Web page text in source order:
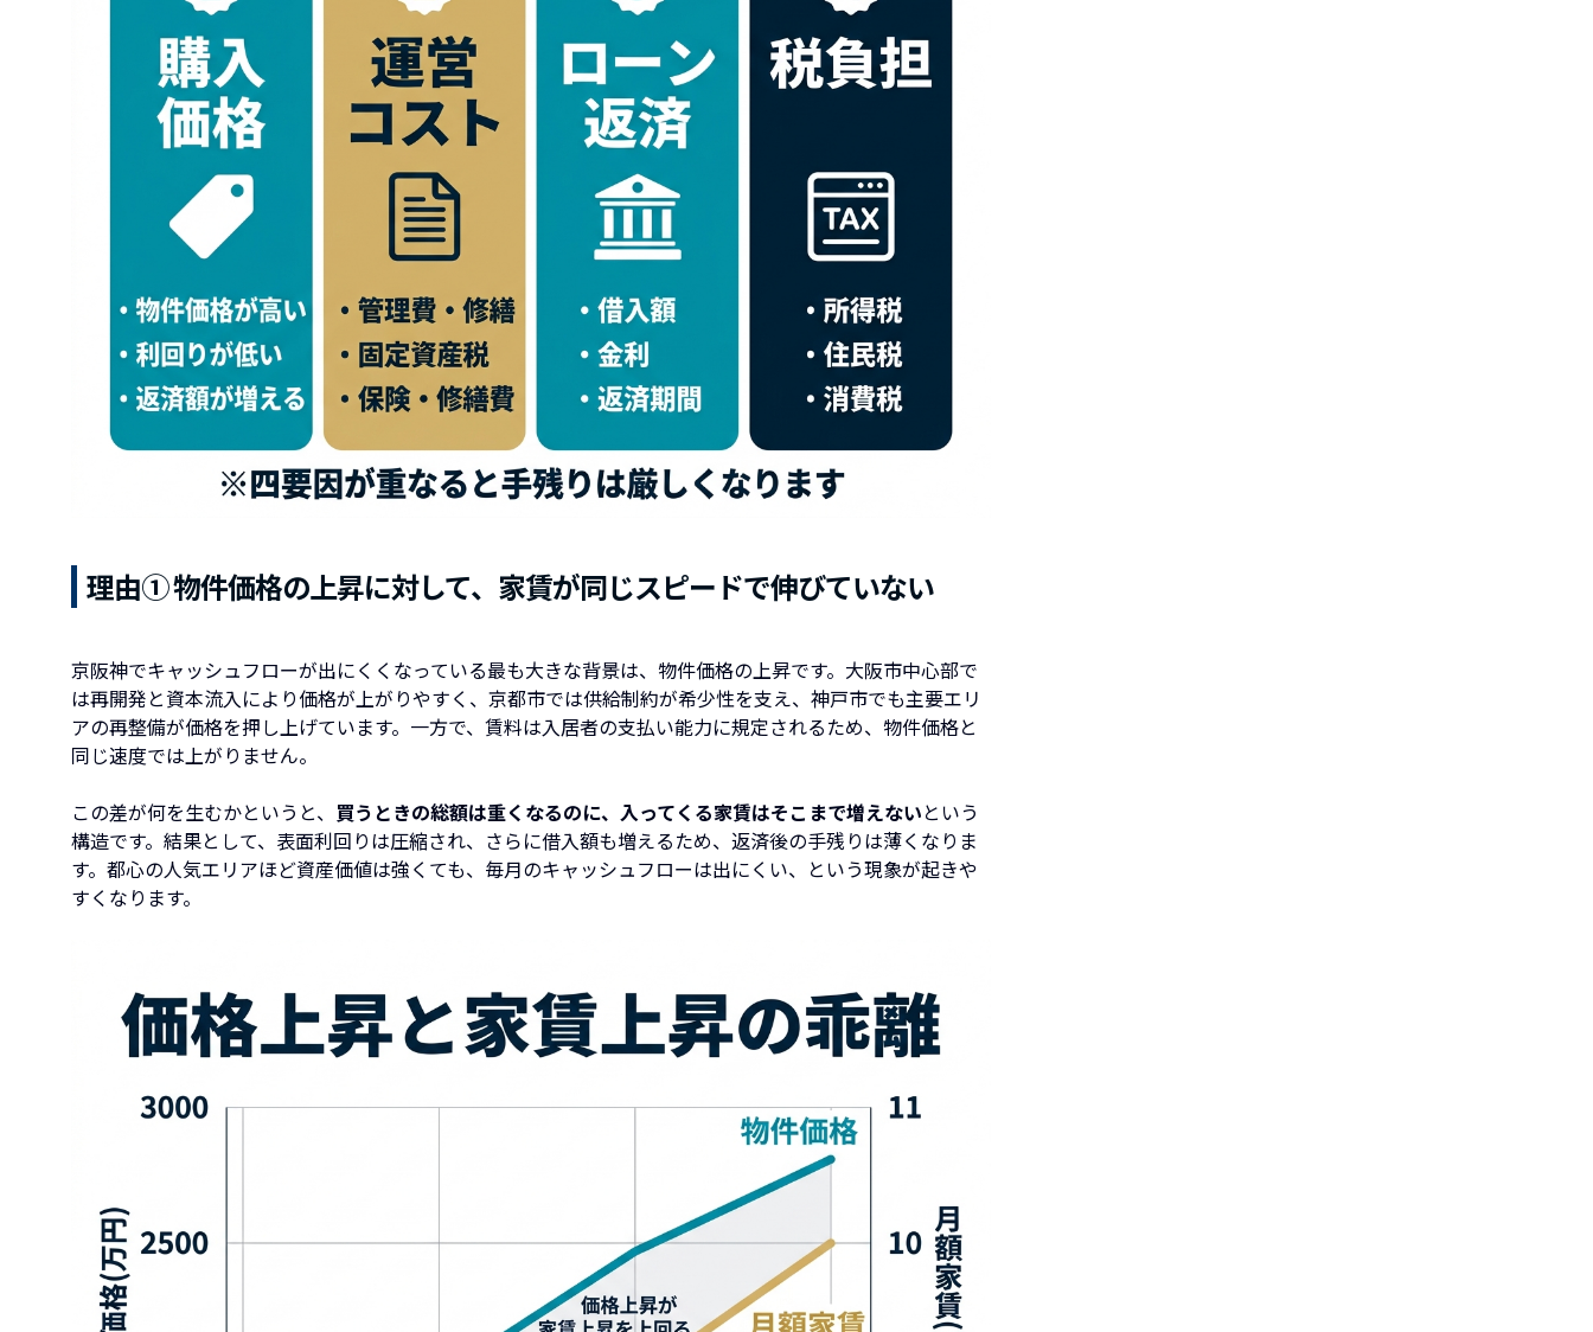
理由① 物件価格の上昇に対して、家賃が同じスピードで伸びていない
京阪神でキャッシュフローが出にくくなっている最も大きな背景は、物件価格の上昇です。大阪市中心部で
は再開発と資本流入により価格が上がりやすく、京都市では供給制約が希少性を支え、神戸市でも主要エリ
アの再整備が価格を押し上げています。一方で、賃料は入居者の支払い能力に規定されるため、物件価格と
同じ速度では上がりません。
この差が何を生むかというと、 買うときの総額は重くなるのに、入ってくる家賃はそこまで増えないという
構造です。結果として、表面利回りは圧縮され、さらに借入額も増えるため、返済後の手残りは薄くなりま
す。都心の人気エリアほど資産価値は強くても、毎月のキャッシュフローは出にくい、という現象が起きや
すくなります。